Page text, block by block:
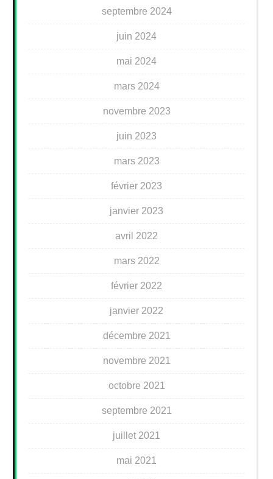
septembre 2024
juin 2024
mai 2024
mars 2024
novembre 2023
juin 2023
mars 2023
février 2023
janvier 2023
avril 2022
mars 2022
février 2022
janvier 2022
décembre 2021
novembre 2021
octobre 2021
septembre 2021
juillet 2021
mai 2021